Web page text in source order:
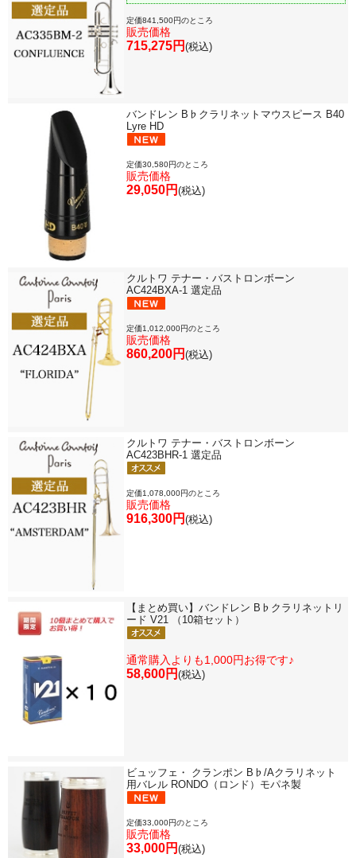
定価841,500円のところ
販売価格
715,275円 (税込)
バンドレン B♭クラリネットマウスピース B40
Lyre HD
定価30,580円のところ
販売価格
29,050円 (税込)
クルトワ テナー・バストロンボーン
AC424BXA-1 選定品
定価1,012,000円のところ
販売価格
860,200円 (税込)
クルトワ テナー・バストロンボーン
AC423BHR-1 選定品
定価1,078,000円のところ
販売価格
916,300円 (税込)
【まとめ買い】バンドレン B♭クラリネットリ
ード V21 （10箱セット）
通常購入よりも1,000円お得です♪
58,600円 (税込)
ビュッフェ・ クランポン B♭/Aクラリネット
用バレル RONDO（ロンド）モパネ製
定価33,000円のところ
販売価格
33,000円 (税込)